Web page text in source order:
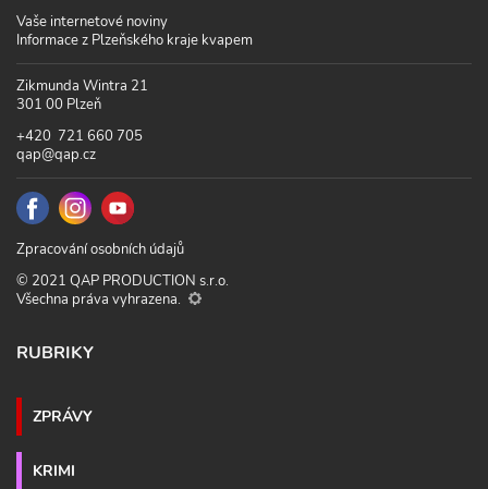
Vaše internetové noviny
Informace z Plzeňského kraje kvapem
Zikmunda Wintra 21
301 00 Plzeň
+420 721 660 705
qap@qap.cz
Zpracování osobních údajů
© 2021 QAP PRODUCTION s.r.o.
Všechna práva vyhrazena.
RUBRIKY
ZPRÁVY
KRIMI